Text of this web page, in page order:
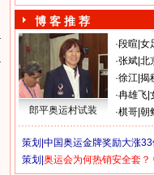
博 客 推 荐
郎平奥运村试装
·段暄 女
·张斌 北
·徐江 揭
·冉雄飞
·棋哥 朝
策划| 中国奥运金牌奖励大涨33
策划| 奥运会为何热销安全套？